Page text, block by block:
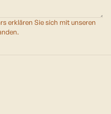
erklären Sie sich mit unseren